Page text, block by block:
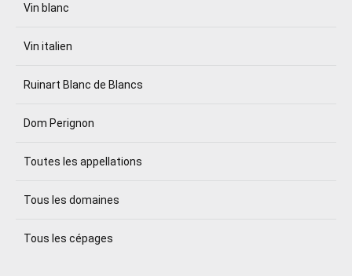
Vin blanc
Vin italien
Ruinart Blanc de Blancs
Dom Perignon
Toutes les appellations
Tous les domaines
Tous les cépages